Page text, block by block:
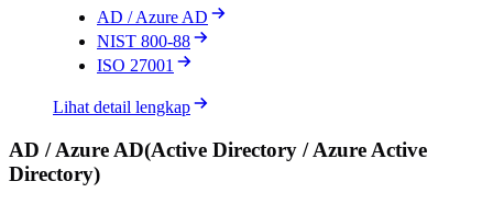
AD / Azure AD
NIST 800-88
ISO 27001
Lihat detail lengkap
AD / Azure AD(Active Directory / Azure Active
Directory)